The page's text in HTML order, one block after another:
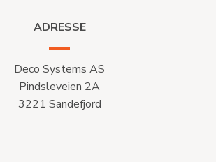
ADRESSE
Deco Systems AS
Pindsleveien 2A
3221 Sandefjord